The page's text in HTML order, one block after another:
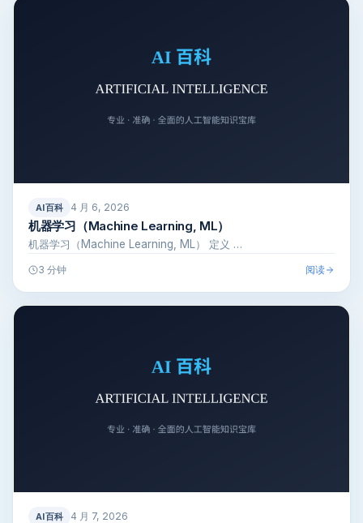
AI百科 4 月 6, 2026
机器学习（Machine Learning, ML）
机器学习（Machine Learning, ML） 定义 …
3 分钟 阅读
AI百科 4 月 7, 2026